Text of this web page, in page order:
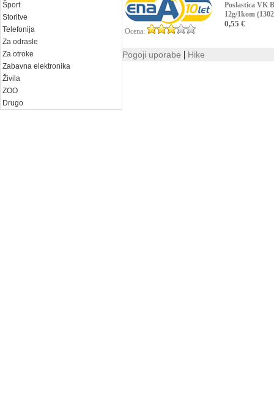
Šport
Storitve
Telefonija
Za odrasle
Za otroke
Zabavna elektronika
Živila
ZOO
Drugo
Ocena:
Poslastica VK
12g/1kom
0,55 €
Pogoji uporabe | Hike